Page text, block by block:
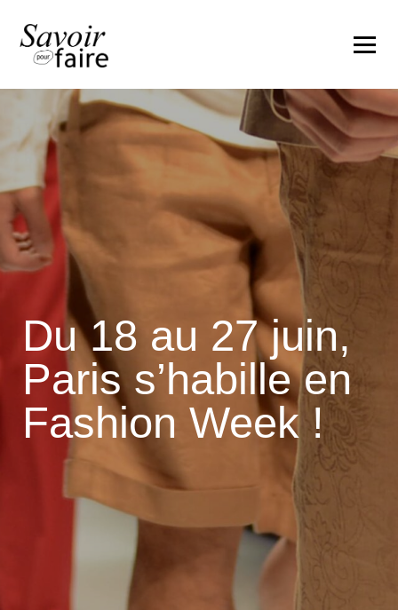
Du 18 au 27 juin,
Paris s’habille en
Fashion Week !